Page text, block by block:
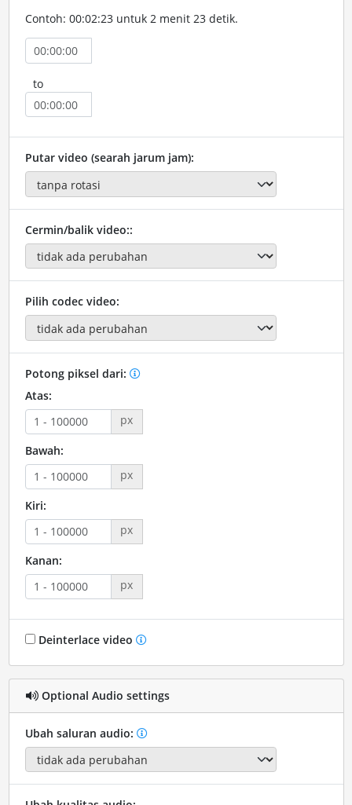
Contoh: 00:02:23 untuk 2 menit 23 detik.
to
Putar video (searah jarum jam):
Cermin/balik video::
Pilih codec video:
Potong piksel dari:
Atas:
px
Bawah:
px
Kiri:
px
Kanan:
px
Deinterlace video
Optional Audio settings
Ubah saluran audio: